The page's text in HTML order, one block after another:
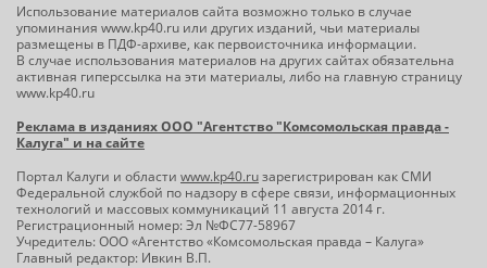
Использование материалов сайта возможно только в случае
упоминания www.kp40.ru или других изданий, чьи материалы
размещены в ПДФ-архиве, как первоисточника информации.
В случае использования материалов на других сайтах обязательна
активная гиперссылка на эти материалы, либо на главную страницу
www.kp40.ru
Реклама в изданиях ООО "Агентство "Комсомольская правда -
Калуга" и на сайте
Портал Калуги и области www.kp40.ruзарегистрирован как СМИ
Федеральной службой по надзору в сфере связи, информационных
технологий и массовых коммуникаций 11 августа 2014 г.
Регистрационный номер: Эл №ФС77-58967
Учредитель: ООО «Агентство «Комсомольская правда – Калуга»
Главный редактор: Ивкин В.П.